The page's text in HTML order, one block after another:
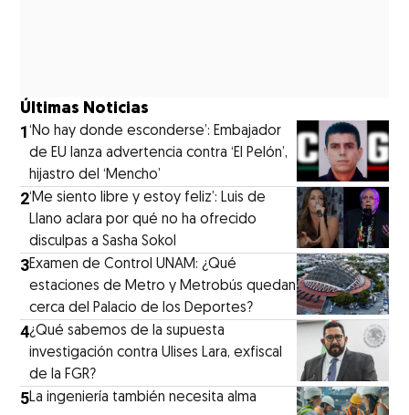
Últimas Noticias
1‘No hay donde esconderse’: Embajador
de EU lanza advertencia contra ‘El Pelón’,
hijastro del ‘Mencho’
2‘Me siento libre y estoy feliz’: Luis de
Llano aclara por qué no ha ofrecido
disculpas a Sasha Sokol
3Examen de Control UNAM: ¿Qué
estaciones de Metro y Metrobús quedan
cerca del Palacio de los Deportes?
4¿Qué sabemos de la supuesta
investigación contra Ulises Lara, exfiscal
de la FGR?
5La ingeniería también necesita alma